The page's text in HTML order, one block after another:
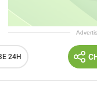
24H